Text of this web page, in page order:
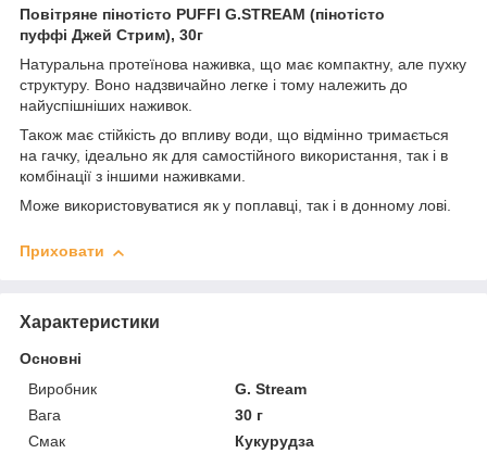
Повітряне пінотісто PUFFI G.STREAM (пінотісто
пуффі Джей Стрим), 30г
Натуральна протеїнова наживка, що має компактну, але пухку
структуру. Воно надзвичайно легке і тому належить до
найуспішніших наживок.
Також має стійкість до впливу води, що відмінно тримається
на гачку, ідеально як для самостійного використання, так і в
комбінації з іншими наживками.
Може використовуватися як у поплавці, так і в донному лові.
Приховати
Характеристики
Основні
Виробник
G. Stream
Вага
30 г
Смак
Кукурудза